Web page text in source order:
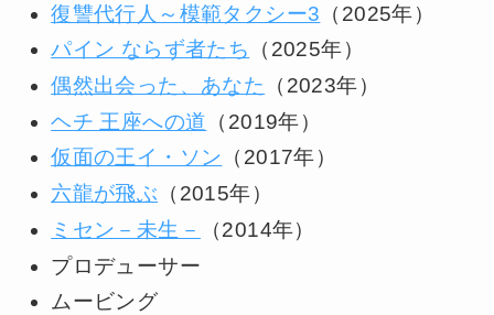
復讐代行人～模範タクシー3 （2025年）
パイン ならず者たち
（2025年）
偶然出会った、あなた
（2023年）
ヘチ 王座への道 （2019年）
仮面の王イ・ソン （2017年）
六龍が飛ぶ （2015年）
ミセン－未生－
（2014年）
プロデューサー
ムービング